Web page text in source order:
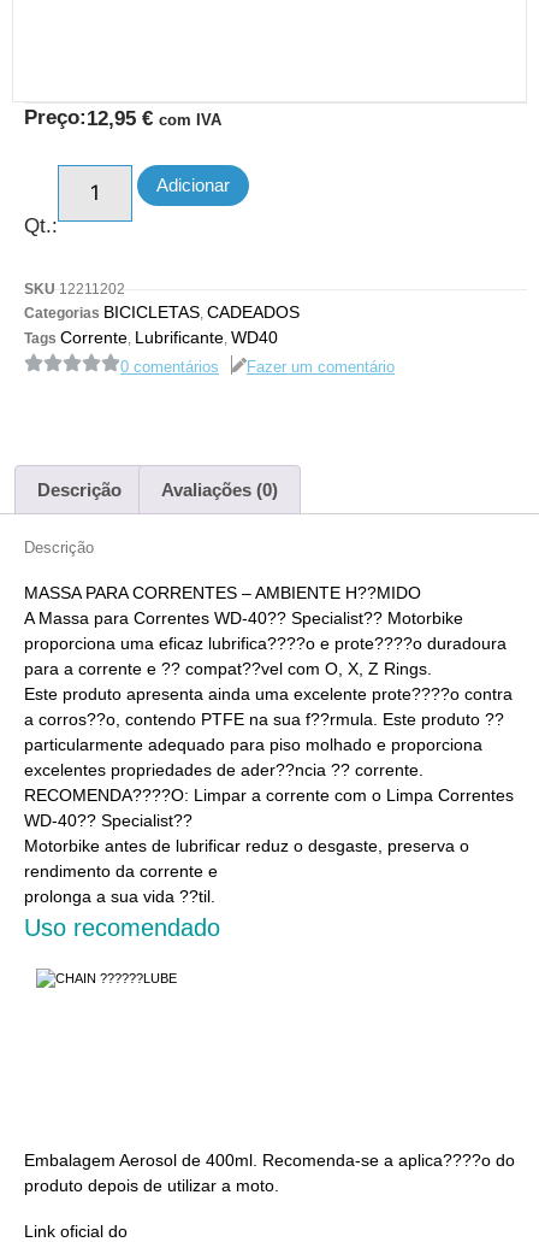
Preço:12,95 € com IVA
Qt.:
Adicionar
SKU 12211202
Categorias BICICLETAS, CADEADOS
Tags Corrente, Lubrificante, WD40
0 comentários Fazer um comentário
Descrição Avaliações (0)
Descrição
MASSA PARA CORRENTES – AMBIENTE H??MIDO
A Massa para Correntes WD-40?? Specialist?? Motorbike
proporciona uma eficaz lubrifica????o e prote????o duradoura
para a corrente e ?? compat??vel com O, X, Z Rings.
Este produto apresenta ainda uma excelente prote????o contra
a corros??o, contendo PTFE na sua f??rmula. Este produto ??
particularmente adequado para piso molhado e proporciona
excelentes propriedades de ader??ncia ?? corrente.
RECOMENDA????O: Limpar a corrente com o Limpa Correntes
WD-40?? Specialist??
Motorbike antes de lubrificar reduz o desgaste, preserva o
rendimento da corrente e
prolonga a sua vida ??til.
Uso recomendado
Embalagem Aerosol de 400ml. Recomenda-se a aplica????o do
produto depois de utilizar a moto.
Link oficial do